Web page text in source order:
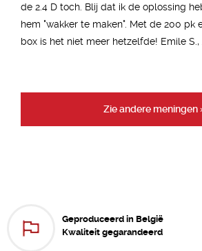
de 2.4 D toch. Blij dat ik de oplossing
hem "wakker te maken". Met de 200 pk
box is het niet meer hetzelfde! Emile S.,
Zie andere meningen
Geproduceerd in België
Kwaliteit gegarandeerd